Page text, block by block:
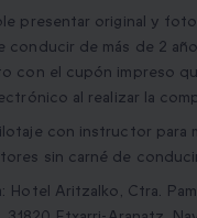
presentar original y
conducir de más de 2
con el cupón impreso
al realizar la
con instructor para
sin carné de
Hotel Aritzalko, Ctra.